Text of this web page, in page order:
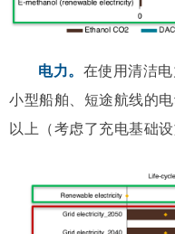
电力。 在使用清洁
小型船舶、短途航线的
以上（考虑了充电基础